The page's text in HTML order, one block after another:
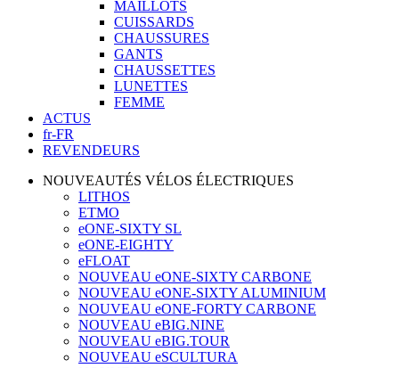
MAILLOTS
CUISSARDS
CHAUSSURES
GANTS
CHAUSSETTES
LUNETTES
FEMME
ACTUS
fr-FR
REVENDEURS
NOUVEAUTÉS VÉLOS ÉLECTRIQUES
LITHOS
ETMO
eONE-SIXTY SL
eONE-EIGHTY
eFLOAT
NOUVEAU eONE-SIXTY CARBONE
NOUVEAU eONE-SIXTY ALUMINIUM
NOUVEAU eONE-FORTY CARBONE
NOUVEAU eBIG.NINE
NOUVEAU eBIG.TOUR
NOUVEAU eSCULTURA